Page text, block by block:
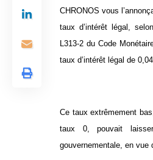
CHRONOS vous
taux d’intérêt légal,
L313-2 du Code
taux d’intérêt légal de
Ce taux extrêmement
taux 0, pouvait
gouvernementale, en vue